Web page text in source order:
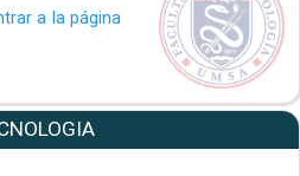
a la página